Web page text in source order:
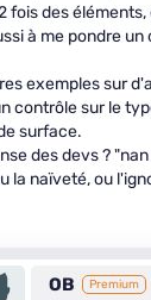
fois des
à me pondre
exemples sur
contrôle sur le
surface.
des devs ?
la naïveté, ou
OB Premium